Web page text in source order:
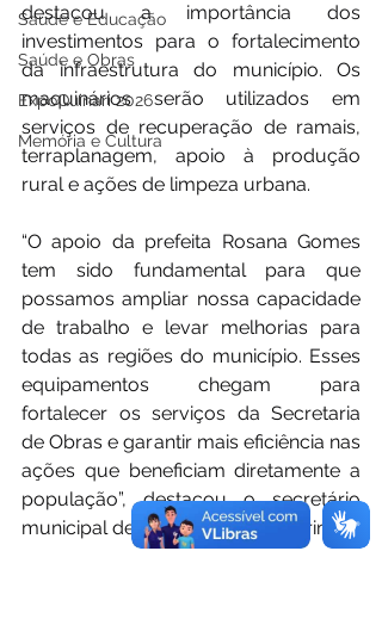
Saúde e Educação
Saúde e Obras
ExpoQuinari 2026
Memória e Cultura
destacou a importância dos
investimentos para o fortalecimento
da infraestrutura do município. Os
maquinários serão utilizados em
serviços de recuperação de ramais,
terraplanagem, apoio à produção
rural e ações de limpeza urbana.
“O apoio da prefeita Rosana Gomes
tem sido fundamental para que
possamos ampliar nossa capacidade
de trabalho e levar melhorias para
todas as regiões do município. Esses
equipamentos chegam para
fortalecer os serviços da Secretaria
de Obras e garantir mais eficiência nas
ações que beneficiam diretamente a
população”, destacou o secretário
municipal de Obras, Francisco Arinos.